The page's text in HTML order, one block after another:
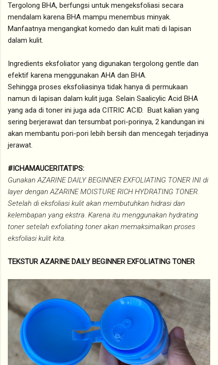
Tergolong BHA, berfungsi untuk mengeksfoliasi secara
mendalam karena BHA mampu menembus minyak.
Manfaatnya mengangkat komedo dan kulit mati di lapisan
dalam kulit.
Ingredients eksfoliator yang digunakan tergolong gentle dan
efektif karena menggunakan AHA dan BHA.
Sehingga proses eksfoliasinya tidak hanya di permukaan
namun di lapisan dalam kulit juga. Selain Saalicylic Acid BHA
yang ada di toner ini juga ada CITRIC ACID. Buat kalian yang
sering berjerawat dan tersumbat pori-porinya, 2 kandungan ini
akan membantu pori-pori lebih bersih dan mencegah terjadinya
jerawat.
#ICHAMAUCERITATIPS:
Gunakan AZARINE DAILY BEGINNER EXFOLIATING TONER INI di
layer dengan AZARINE MOISTURE RICH HYDRATING TONER.
Setelah di eksfoliasi kulit akan membutuhkan hidrasi dan
kelembapan yang ekstra. Karena itu menggunakan hydrating
toner setelah exfoliating toner akan memaksimalkan proses
eksfoliasi kulit kita.
TEKSTUR AZARINE DAILY BEGINNER EXFOLIATING TONER